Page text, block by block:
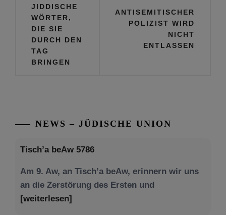
JIDDISCHE
WÖRTER,
DIE SIE
DURCH DEN
TAG
BRINGEN
ANTISEMITISCHER
POLIZIST WIRD
NICHT
ENTLASSEN
NEWS – JÜDISCHE UNION
Tisch’a beAw 5786
Am 9. Aw, an Tisch’a beAw, erinnern wir uns
an die Zerstörung des Ersten und
[weiterlesen]